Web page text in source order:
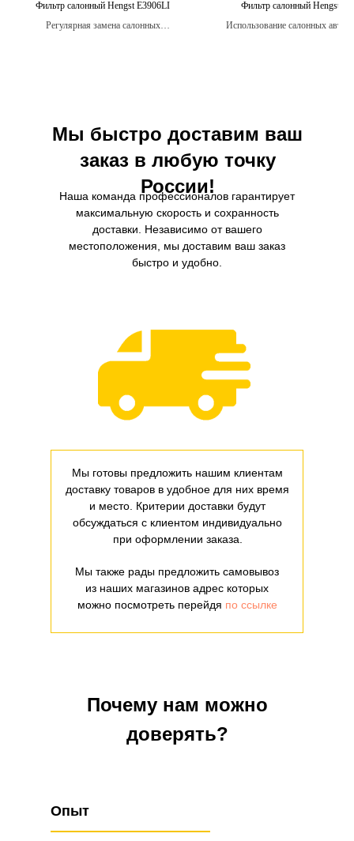
Фильтр салонный Hengst E3906LI
Регулярная замена салонных
Фильтр салонный Hengst
Использование салонных
Мы быстро доставим ваш
заказ в любую точку
России!
Мы готовы предложить нашим клиентам
доставку товаров в удобное для них время
и место. Критерии доставки будут
обсуждаться с клиентом индивидуально
при оформлении заказа.
Мы также рады предложить самовывоз
из наших магазинов адрес которых
можно посмотреть перейдя по ссылке
Наша команда профессионалов гарантирует
максимальную скорость и сохранность
доставки. Независимо от вашего
местоположения, мы доставим ваш заказ
быстро и удобно.
Почему нам можно
доверять?
Опыт